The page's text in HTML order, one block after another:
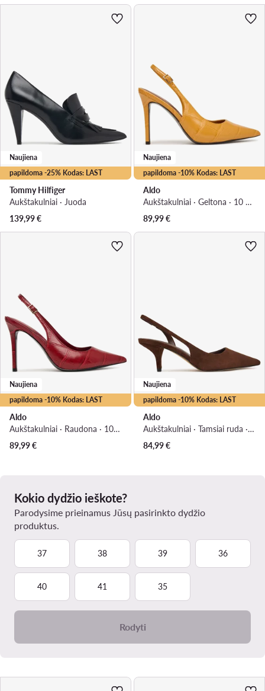
papildoma -25% Kodas: LAST
Naujiena
Tommy Hilfiger
Aukštakulniai · Juoda
139,99€
papildoma -10% Kodas: LAST
Naujiena
Aldo
Aukštakulniai · Geltona · 10 cm
89,99€
papildoma -10% Kodas: LAST
Naujiena
Aldo
Aukštakulniai · Raudona · 10 cm
89,99€
papildoma -10% Kodas: LAST
Naujiena
Aldo
Aukštakulniai · Tamsiai ruda · 7 cm
84,99€
Kokio dydžio ieškote?
Parodysime prieinamus Jūsų pasirinkto dydžio
produktus.
37 38 39 36
40 41 35
Rodyti